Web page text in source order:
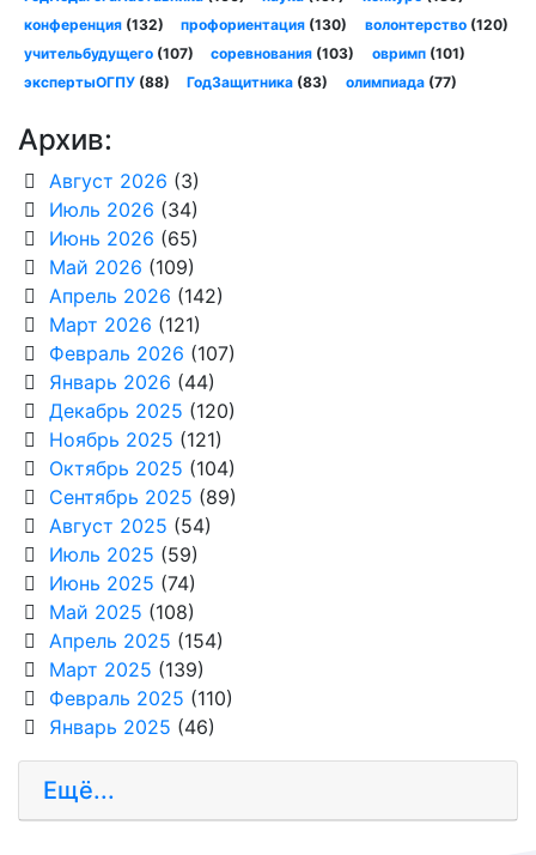
конференция(132) профориентация (130) волонтерство(120)
учительбудущего(107) соревнования (103) овримп(101)
экспертыОГПУ(88) ГодЗащитника (83) олимпиада(77)
Архив:
Август 2026 (3)
Июль 2026 (34)
Июнь 2026 (65)
Май 2026 (109)
Апрель 2026 (142)
Март 2026 (121)
Февраль 2026 (107)
Январь 2026 (44)
Декабрь 2025 (120)
Ноябрь 2025 (121)
Октябрь 2025 (104)
Сентябрь 2025 (89)
Август 2025 (54)
Июль 2025 (59)
Июнь 2025 (74)
Май 2025 (108)
Апрель 2025 (154)
Март 2025 (139)
Февраль 2025 (110)
Январь 2025 (46)
Ещё...